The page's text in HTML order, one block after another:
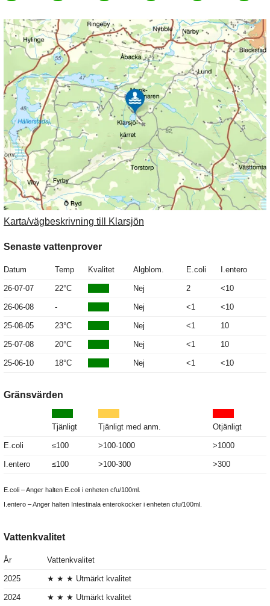
Karta/vägbeskrivning till Klarsjön
Senaste vattenprover
Datum Temp Kvalitet Algblom. E.coli I.entero
26-07-07 22°C Nej 2 <10
26-06-08 - Nej <1 <10
25-08-05 23°C Nej <1 10
25-07-08 20°C Nej <1 10
25-06-10 18°C Nej <1 <10
Gränsvärden
Tjänligt Tjänligt med anm. Otjänligt
E.coli ≤100 >100-1000 >1000
I.entero ≤100 >100-300 >300
E.coli – Anger halten E.coli i enheten cfu/100ml.
I.entero – Anger halten Intestinala enterokocker i enheten cfu/100ml.
Vattenkvalitet
År Vattenkvalitet
2025 ★ ★ ★ Utmärkt kvalitet
2024 ★ ★ ★ Utmärkt kvalitet